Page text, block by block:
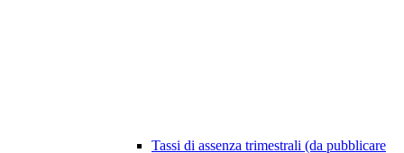
Tassi di assenza trimestrali (da pubblicare